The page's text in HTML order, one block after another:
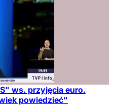
ws. przyjęcia euro.
powiedzieć"